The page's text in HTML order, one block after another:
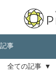
記事
全ての記事